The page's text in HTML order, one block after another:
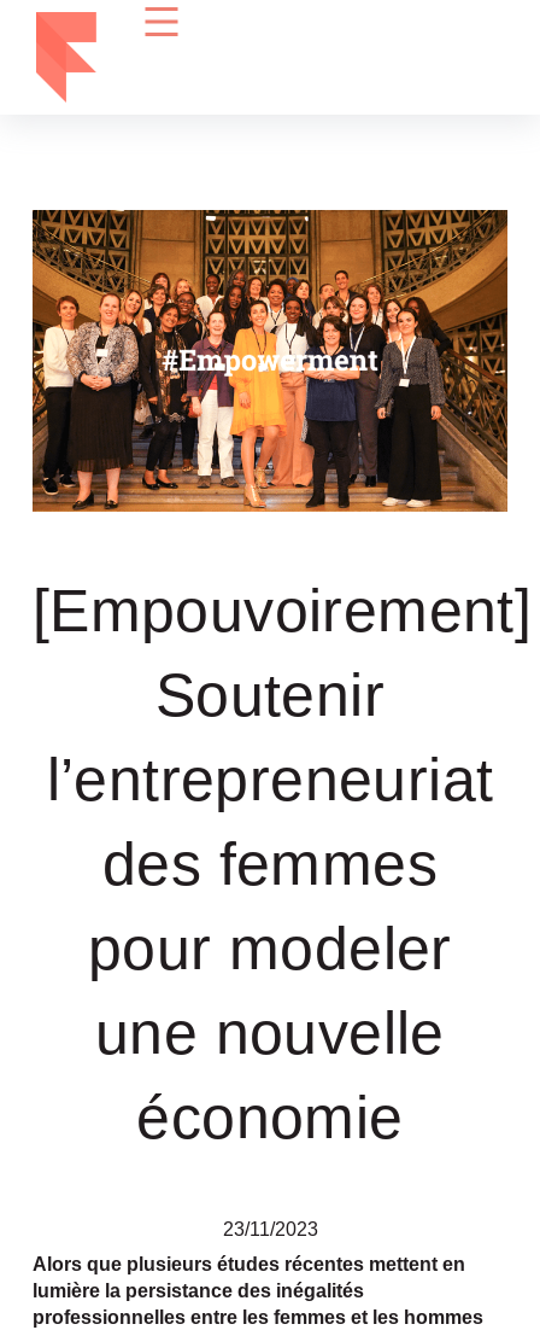
[Empouvoirement]
Soutenir
l’entrepreneuriat
des femmes
pour modeler
une nouvelle
économie
23/11/2023
Alors que plusieurs études récentes mettent en
lumière la persistance des inégalités
professionnelles entre les femmes et les hommes